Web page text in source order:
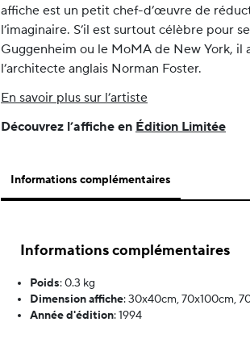
affiche est un petit chef-d’œuvre de
l’imaginaire. S’il est surtout célèbre pour
Guggenheim ou le MoMA de New York, il
l’architecte anglais Norman Foster.
En savoir plus sur l’artiste
Découvrez l’affiche en Édition Limitée
Informations complémentaires
Informations complémentaires
Poids:0.3 kg
Dimension affiche:30x40cm, 70x100cm,
Année d'édition:1994